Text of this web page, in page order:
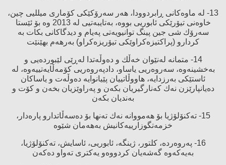
13- لە ماوەكانی ڕابردوودا، هەر سەرۆكێكی كۆماری میللیی چین،
خاوەنی تیۆرێكی ئابوریی بووە، بەتایبەتیی لە 2013 وە بۆ ئێستا
سەرۆك شی جین پینگ توانیویەتی پەیام و دیدگاكانی بكات بە
كردارو (پراكتیزەكراوێكی تیۆریزەكراو) بەرهەم بهێنێت
14- متمانە لەنێوان خەڵك و دەوڵەتدا لەڕێی لێبوردەیی و
بەخشینەوە، سەروەریی یاساو، دادپەروەریی كۆمەڵایەتییەوە، لە
ئاستێكی بەرزدایە، هاووڵاتییان پێیانوایە دەوڵەت و یاساكان
دەیانپارێزن نەك كەنارگیریان بكەن و پەراوێزیان بخەن و كۆت و
بەندیان بكەن
15- تەكنۆلۆژیا بۆ هەمووانە نەك تەنها بۆ دەسەڵاتدارو پارەدار،
خزمەتگوزارییەكانیش بەهەمان شێوە
16- پەروەردە، كلتور، ژینگە، ئابوریی، ئاسایش، تەكنۆلۆژیا،
بەیەكەوە گەشەیان كردووەو یەكتری تەواو دەكەن